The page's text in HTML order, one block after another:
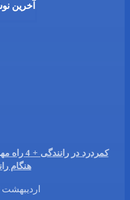
آخرین
کمردرد
هنگام
اردیبهشت 4,